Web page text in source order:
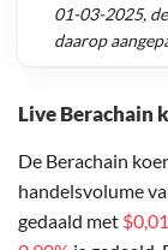
Live Berachain
De Berachain
handelsvolume
gedaald met $0,01
01-03-2025,
daarop